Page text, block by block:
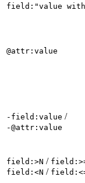
field:"value with
@attr:value
-field:value /
-@attr:value
field:>N /
field:<N /